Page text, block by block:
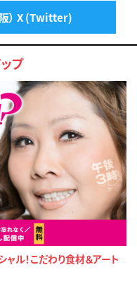
） X (Twitter)
プ
ャル！こだわり食材＆アート